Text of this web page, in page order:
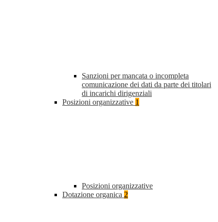
Sanzioni per mancata o incompleta
comunicazione dei dati da parte dei titolari
di incarichi dirigenziali
Posizioni organizzative 1
Posizioni organizzative
Dotazione organica 2